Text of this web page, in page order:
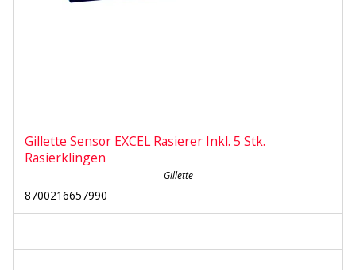
Gillette Sensor EXCEL Rasierer Inkl. 5 Stk.
Rasierklingen
Gillette
8700216657990